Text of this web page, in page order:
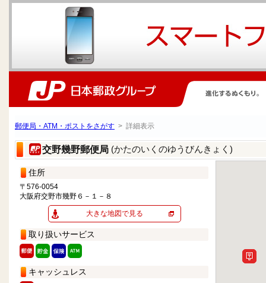
郵便局・ATM・ポストをさがす > 詳細表示
交野幾野郵便局 (かたのいくのゆうびんきょく)
住所
〒576-0054
大阪府交野市幾野６－１－８
大きな地図で見る
取り扱いサービス
キャッシュレス